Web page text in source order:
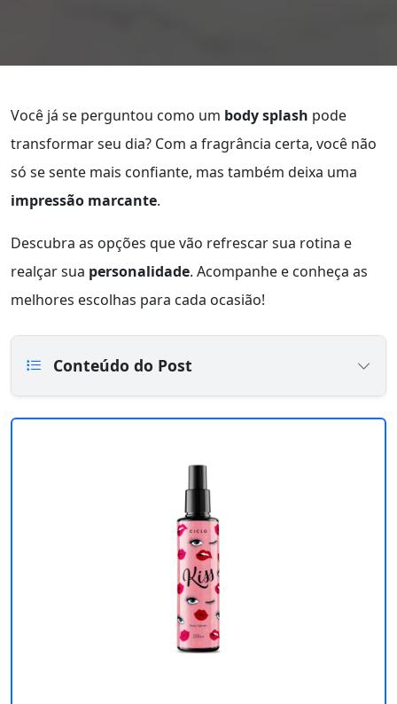
Você já se perguntou como um body splash pode
transformar seu dia? Com a fragrância certa, você não
só se sente mais confiante, mas também deixa uma
impressão marcante.
Descubra as opções que vão refrescar sua rotina e
realçar sua personalidade. Acompanhe e conheça as
melhores escolhas para cada ocasião!
Conteúdo do Post